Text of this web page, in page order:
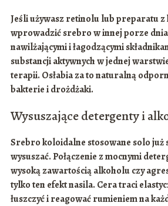
Jeśli używasz retinolu lub preparatu z
wprowadzić srebro w innej porze
nawilżającymi i łagodzącymi
substancji aktywnych w jednej
terapii. Osłabia za to naturalną
bakterie i drożdżaki.
Wysuszające detergenty i
Srebro koloidalne stosowane solo już
wysuszać. Połączenie zmocnymi
wysoką zawartościąalkoholuczy
tylko ten efekt nasila. Cera traci
łuszczyć i reagować rumieniem na